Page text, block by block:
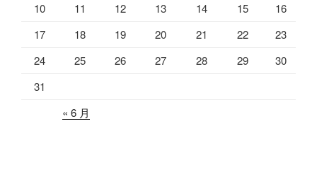
10
11 12 13 14 15
16
17
18 19 20 21 22
23
24
25 26 27 28 29
30
31
« 6 月